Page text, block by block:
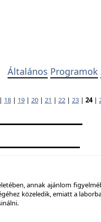
Általános Programok
| 18 | 19 | 20 | 21 | 22 | 23 | 24|
annak ajánlom
közeledik, emiatt a